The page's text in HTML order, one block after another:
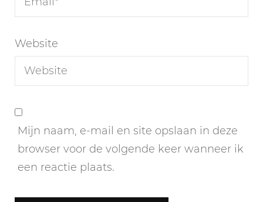
Website
Mijn naam, e-mail en site opslaan in deze
browser voor de volgende keer wanneer ik
een reactie plaats.